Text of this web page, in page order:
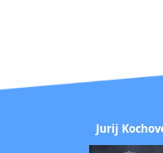
Jurij